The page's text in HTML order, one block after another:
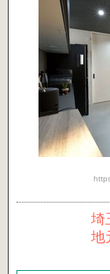
埼
地